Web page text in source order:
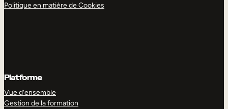
Politique en matière de Cookies
Platforme
Vue d’ensemble
Gestion de la formation